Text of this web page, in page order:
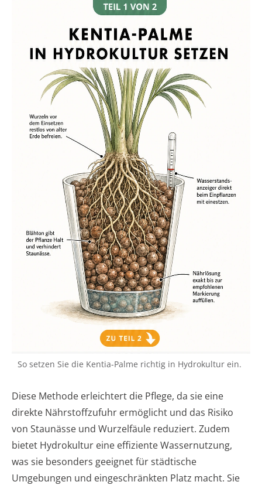
So setzen Sie die Kentia-Palme richtig in Hydrokultur ein.
Diese Methode erleichtert die Pflege, da sie eine
direkte Nährstoffzufuhr ermöglicht und das Risiko
von Staunässe und Wurzelfäule reduziert. Zudem
bietet Hydrokultur eine effiziente Wassernutzung,
was sie besonders geeignet für städtische
Umgebungen und eingeschränkten Platz macht. Sie